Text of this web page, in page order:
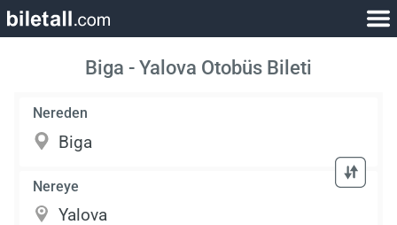
Biga - Yalova Otobüs Bileti
Nereden
Nereye